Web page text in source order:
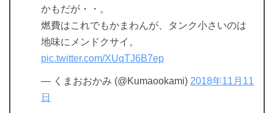
かもだが・・。
燃費はこれでもかまわんが、タンク小さいのは
地味にメンドクサイ。
pic.twitter.com/XUqTJ6B7ep
— くまおおかみ (@Kumaookami) 2018年11月11
日